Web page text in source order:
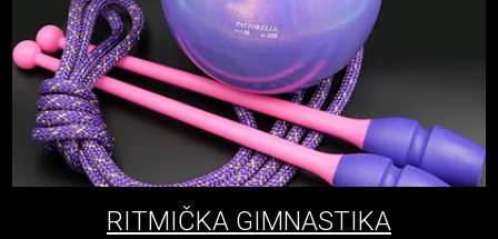
RITMIČKA GIMNASTIKA